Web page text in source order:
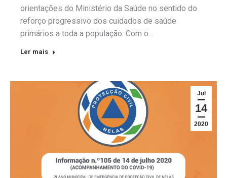
orientações do Ministério da Saúde no sentido do
reforço progressivo dos cuidados de saúde
primários a toda a população. Com o…
Ler mais
Jul
14
2020